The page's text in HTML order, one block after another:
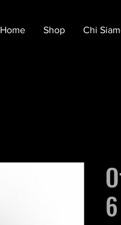
Home Shop Chi
6